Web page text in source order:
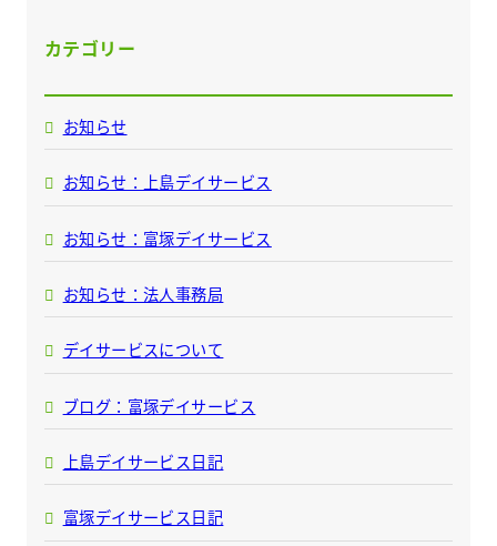
カテゴリー
お知らせ
お知らせ：上島デイサービス
お知らせ：富塚デイサービス
お知らせ：法人事務局
デイサービスについて
ブログ：富塚デイサービス
上島デイサービス日記
富塚デイサービス日記